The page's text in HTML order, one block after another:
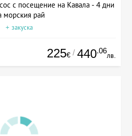
с посещение на Кавала - 4 дни
морския рай
+ закуска
225€ / 440.06
лв.